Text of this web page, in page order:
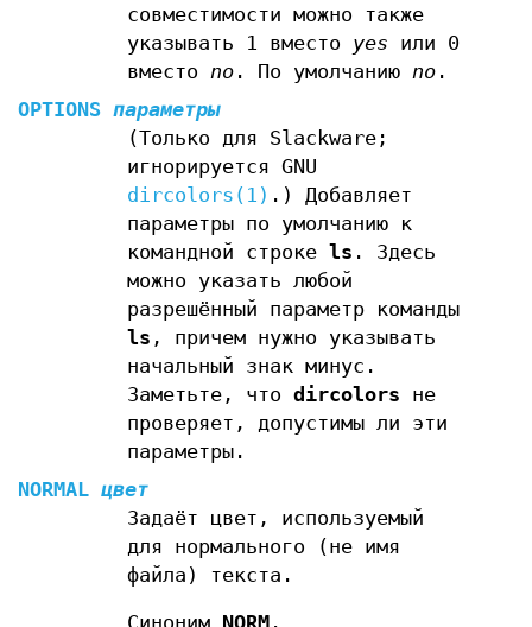
совместимости можно также
указывать 1 вместо yes или 0
вместо no. По умолчанию no.
OPTIONS параметры
(Только для Slackware;
игнорируется GNU
dircolors(1) .) Добавляет
параметры по умолчанию к
командной строке ls . Здесь
можно указать любой
разрешённый параметр команды
ls , причем нужно указывать
начальный знак минус.
Заметьте, что dircolors не
проверяет, допустимы ли эти
параметры.
NORMAL цвет
Задаёт цвет, используемый
для нормального (не имя
файла) текста.
Синоним NORM.